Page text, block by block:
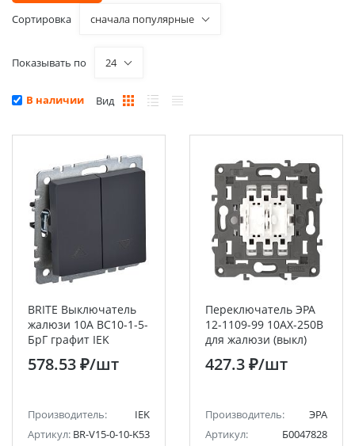
Сортировка сначала популярные
Показывать по 24
В наличии Вид
BRITE Выключатель
жалюзи 10А ВС10-1-5-
БрГ графит IEK
578.53 ₽/шт
Производитель:
IEK
Артикул: BR-V15-0-10-K53
Переключатель ЭРА
12-1109-99 10АХ-250В
для жалюзи (выкл)
механизм
427.3 ₽/шт
Производитель:
ЭРА
Артикул:
Б0047828